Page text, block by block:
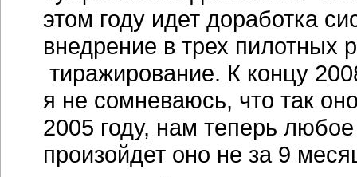
этом году идет доработка
внедрение в трех
тиражирование. К концу
я не сомневаюсь, что так
2005 году, нам теперь
произойдет оно не за 9